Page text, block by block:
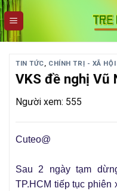
Skip
to
content
TIN TỨC, CHÍNH TRỊ - XÃ HỘI
VKS đề nghị Vũ
Người xem: 555
Cuteo@
Sau 2 ngày tạm
TP.HCM tiếp tục phiên